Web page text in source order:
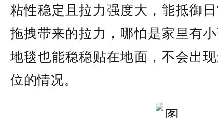
粘性稳定且拉力强度大，能抵御
拖拽带来的拉力，哪怕是家里有
地毯也能稳稳贴在地面，不会出
位的情况。